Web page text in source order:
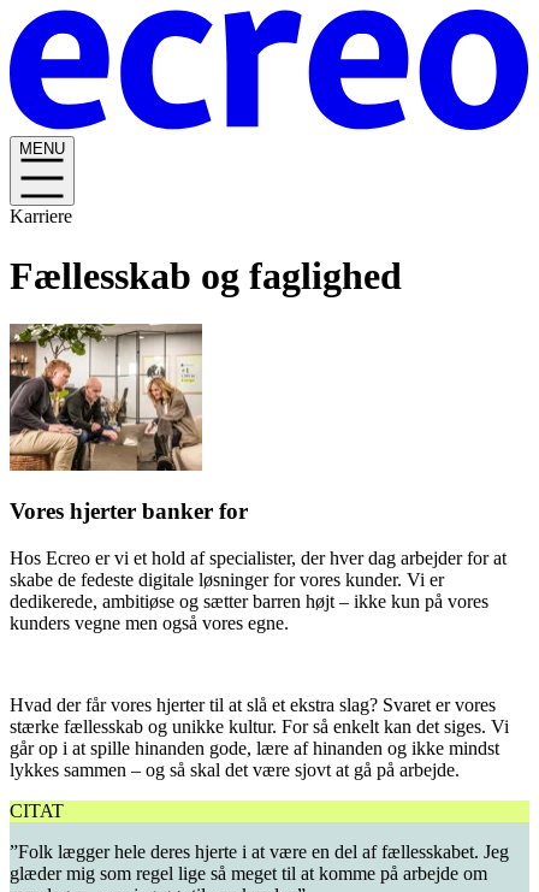
MENU
Karriere
Fællesskab og faglighed
Vores hjerter banker for
Hos Ecreo er vi et hold af specialister, der hver dag arbejder for at
skabe de fedeste digitale løsninger for vores kunder. Vi er
dedikerede, ambitiøse og sætter barren højt – ikke kun på vores
kunders vegne men også vores egne.
Hvad der får vores hjerter til at slå et ekstra slag? Svaret er vores
stærke fællesskab og unikke kultur. For så enkelt kan det siges. Vi
går op i at spille hinanden gode, lære af hinanden og ikke mindst
lykkes sammen – og så skal det være sjovt at gå på arbejde.
CITAT
”Folk lægger hele deres hjerte i at være en del af fællesskabet. Jeg
glæder mig som regel lige så meget til at komme på arbejde om